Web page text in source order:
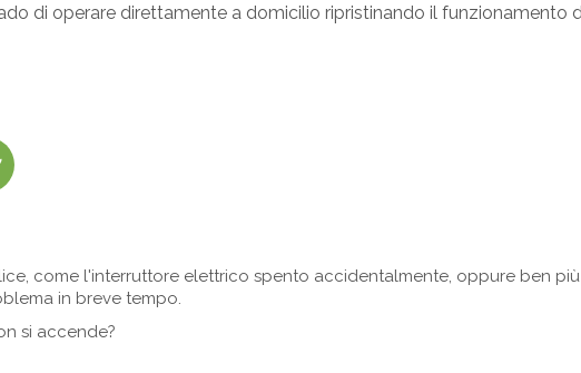
di operare direttamente a domicilio ripristinando il funzionamento
come l'interruttore elettrico spento accidentalmente, oppure ben
in breve tempo.
si accende?